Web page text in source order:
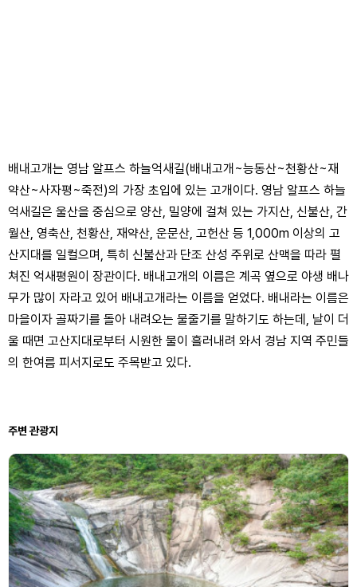
배내고개는 영남 알프스 하늘억새길(배내고개~능동산~천황산~재
약산~사자평~죽전)의 가장 초입에 있는 고개이다. 영남 알프스 하늘
억새길은 울산을 중심으로 양산, 밀양에 걸쳐 있는 가지산, 신불산, 간
월산, 영축산, 천황산, 재약산, 운문산, 고헌산 등 1,000m 이상의 고
산지대를 일컬으며, 특히 신불산과 단조 산성 주위로 산맥을 따라 펼
쳐진 억새평원이 장관이다. 배내고개의 이름은 계곡 옆으로 야생 배나
무가 많이 자라고 있어 배내고개라는 이름을 얻었다. 배내라는 이름은
마을이자 골짜기를 돌아 내려오는 물줄기를 말하기도 하는데, 날이 더
울 때면 고산지대로부터 시원한 물이 흘러내려 와서 경남 지역 주민들
의 한여름 피서지로도 주목받고 있다.
주변 관광지